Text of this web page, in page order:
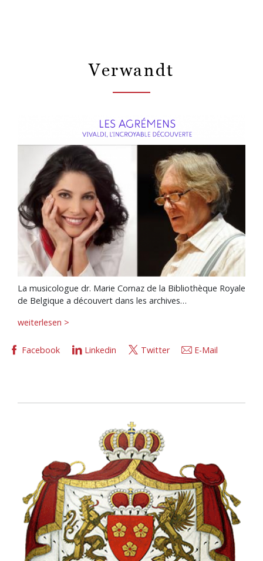
Verwandt
La musicologue dr. Marie Cornaz de la Bibliothèque Royale
de Belgique a découvert dans les archives…
weiterlesen >
Facebook Linkedin Twitter E-Mail